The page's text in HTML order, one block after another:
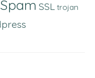
Spam SSL trojan